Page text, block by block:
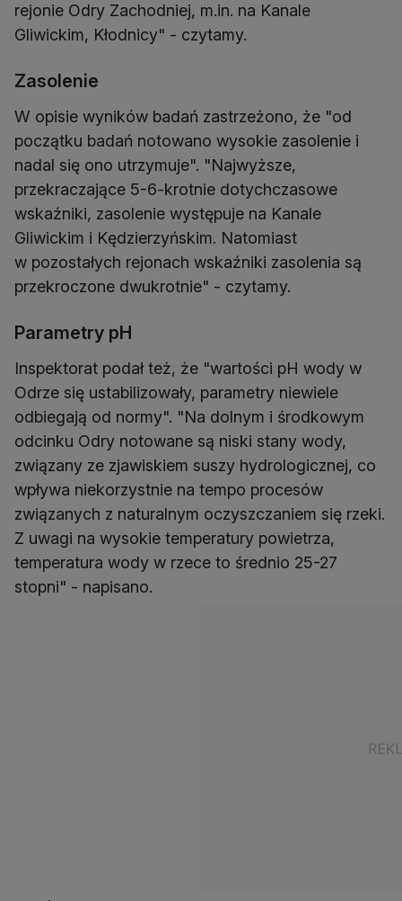
rejonie Odry Zachodniej, m.in. na Kanale
Gliwickim, Kłodnicy" - czytamy.
Zasolenie
W opisie wyników badań zastrzeżono, że "od
początku badań notowano wysokie zasolenie i
nadal się ono utrzymuje". "Najwyższe,
przekraczające 5-6-krotnie dotychczasowe
wskaźniki, zasolenie występuje na Kanale
Gliwickim i Kędzierzyńskim. Natomiast
w pozostałych rejonach wskaźniki zasolenia są
przekroczone dwukrotnie" - czytamy.
Parametry pH
Inspektorat podał też, że "wartości pH wody w
Odrze się ustabilizowały, parametry niewiele
odbiegają od normy". "Na dolnym i środkowym
odcinku Odry notowane są niski stany wody,
związany ze zjawiskiem suszy hydrologicznej, co
wpływa niekorzystnie na tempo procesów
związanych z naturalnym oczyszczaniem się rzeki.
Z uwagi na wysokie temperatury powietrza,
temperatura wody w rzece to średnio 25-27
stopni" - napisano.